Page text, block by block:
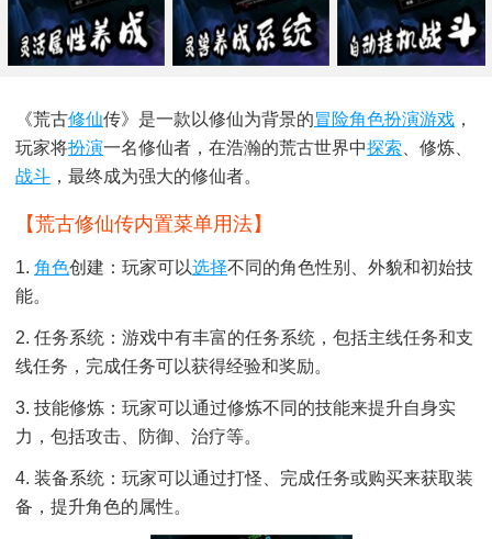
《荒古修仙传》是一款以修仙为背景的冒险角色扮演游戏 ，
玩家将扮演一名修仙者，在浩瀚的荒古世界中探索 、修炼、
战斗 ，最终成为强大的修仙者。
【荒古修仙传内置菜单用法】
1. 角色创建：玩家可以选择不同的角色性别、外貌和初始技
能。
2. 任务系统：游戏中有丰富的任务系统，包括主线任务和支
线任务，完成任务可以获得经验和奖励。
3. 技能修炼：玩家可以通过修炼不同的技能来提升自身实
力，包括攻击、防御、治疗等。
4. 装备系统：玩家可以通过打怪、完成任务或购买来获取装
备，提升角色的属性。